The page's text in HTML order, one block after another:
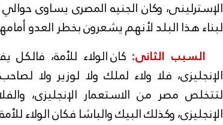
لبناء هذا البلد لأنهم يشعرون بخطر العدو
السبب الثانى: كان الولاء للأمة،
الإنجليزى، فلا ولاء لملك ولا لوزير ولا
لتتخلص مصر من الاستعمار الإنجليزى،
الإنجليزى، وكذلك البيك والباشا فكان الولاء